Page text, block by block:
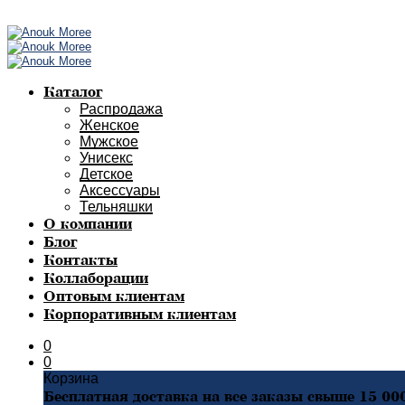
Каталог
Распродажа
Женское
Мужское
Унисекс
Детское
Аксессуары
Тельняшки
О компании
Блог
Контакты
Коллаборации
Оптовым клиентам
Корпоративным клиентам
0
0
Корзина
Бесплатная доставка на все заказы свыше 15